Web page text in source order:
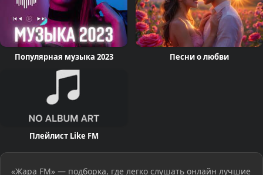
Популярная музыка 2023 Песни о любви
Плейлист Like FM
«Жара FM» — подборка, где легко слушать онлайн лучшие